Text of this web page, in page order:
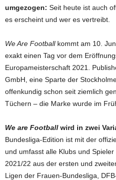
umgezogen: Seit heute ist auch
es erscheint und wer es vertreibt.
We Are Footballkommt am 10.
exakt einen Tag vor dem
Europameisterschaft 2021.
GmbH, eine Sparte der
offenkundig schon seit ziemlich
Tüchern – die Marke wurde im
We are Football wird in zwei
Bundesliga-Edition ist mit der
und umfasst alle Klubs und
2021/22 aus der ersten und
Ligen der Frauen-Bundesliga,